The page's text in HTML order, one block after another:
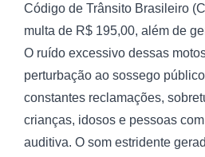
Código de Trânsito Brasileiro
multa de R$ 195,00, além de
O ruído excessivo dessas
perturbação ao sossego
constantes reclamações,
crianças, idosos e pessoas
auditiva. O som estridente